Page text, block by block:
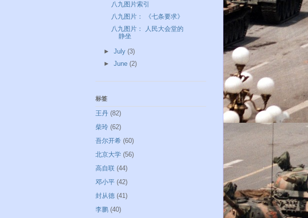
八九图片索引
八九图片： 《七条要求》
八九图片： 人民大会堂的
静坐
► July (3)
► June (2)
标签
王丹 (82)
柴玲 (62)
吾尔开希 (60)
北京大学 (56)
高自联 (44)
邓小平 (42)
封从德 (41)
李鹏 (40)